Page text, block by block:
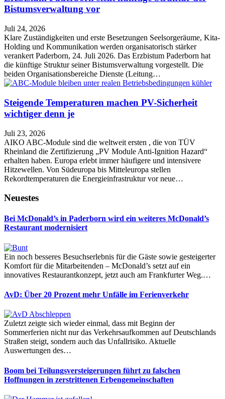
Bistumsverwaltung vor
Juli 24, 2026
Klare Zuständigkeiten und erste Besetzungen Seelsorgeräume, Kita-
Holding und Kommunikation werden organisatorisch stärker
verankert Paderborn, 24. Juli 2026. Das Erzbistum Paderborn hat
die künftige Struktur seiner Bistumsverwaltung vorgestellt. Die
beiden Organisationsbereiche Dienste (Leitung…
Steigende Temperaturen machen PV-Sicherheit
wichtiger denn je
Juli 23, 2026
AIKO ABC-Module sind die weltweit ersten , die von TÜV
Rheinland die Zertifizierung „PV Module Anti-Ignition Hazard“
erhalten haben. Europa erlebt immer häufigere und intensivere
Hitzewellen. Von Südeuropa bis Mitteleuropa stellen
Rekordtemperaturen die Energieinfrastruktur vor neue…
Neuestes
Bei McDonald’s in Paderborn wird ein weiteres McDonald’s
Restaurant modernisiert
Ein noch besseres Besuchserlebnis für die Gäste sowie gesteigerter
Komfort für die Mitarbeitenden – McDonald’s setzt auf ein
innovatives Restaurantkonzept, jetzt auch am Frankfurter Weg.…
AvD: Über 20 Prozent mehr Unfälle im Ferienverkehr
Zuletzt zeigte sich wieder einmal, dass mit Beginn der
Sommerferien nicht nur das Verkehrsaufkommen auf Deutschlands
Straßen steigt, sondern auch das Unfallrisiko. Aktuelle
Auswertungen des…
Boom bei Teilungsversteigerungen führt zu falschen
Hoffnungen in zerstrittenen Erbengemeinschaften